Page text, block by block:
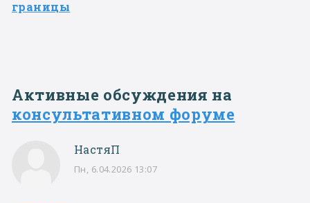
границы
Активные обсуждения на
консультативном форуме
НастяП
Пн, 6.04.2026 13:07